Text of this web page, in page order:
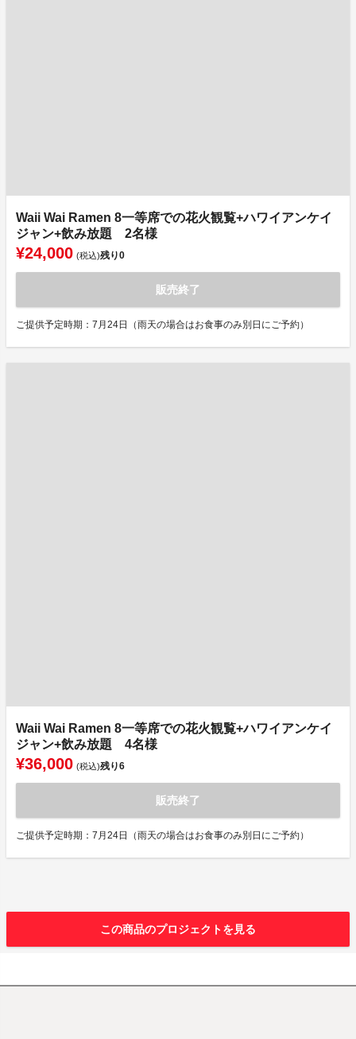
Waii Wai Ramen 8一等席での花火観覧+ハワイアンケイ
ジャン+飲み放題 2名様
¥24,000 (税込)残り0
販売終了
ご提供予定時期：7月24日（雨天の場合はお食事のみ別日にご予約）
Waii Wai Ramen 8一等席での花火観覧+ハワイアンケイ
ジャン+飲み放題 4名様
¥36,000 (税込)残り6
販売終了
ご提供予定時期：7月24日（雨天の場合はお食事のみ別日にご予約）
この商品のプロジェクトを見る